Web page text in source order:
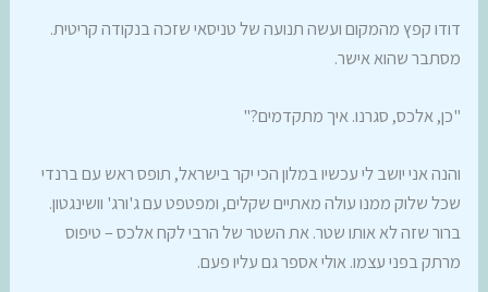
דודו קפץ מהמקום ועשה תנועה של טניסאי שזכה בנקודה קריטית.
מסתבר שהוא אישר.
"כן, אלכס, סגרנו. איך מתקדמים?"
והנה אני יושב לי עכשיו במלון הכי יקר בישראל, תופס ראש עם ברנדי
שכל שלוק ממנו עולה מאתיים שקלים, ומפטפט עם ג'ורג' וושינגטון.
ברור שזה לא אותו שטר. את השטר של הרבי לקח אלכס – טיפוס
מרתק בפני עצמו. אולי אספר גם עליו פעם.